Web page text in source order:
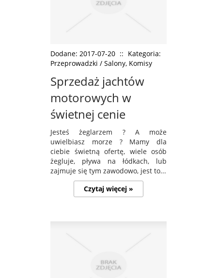
Dodane: 2017-07-20 :: Kategoria:
Przeprowadzki / Salony, Komisy
Sprzedaż jachtów
motorowych w
świetnej cenie
Jesteś żeglarzem ? A może
uwielbiasz morze ? Mamy dla
ciebie świetną ofertę, wiele osób
żegluje, pływa na łódkach, lub
zajmuje się tym zawodowo, jest to...
Czytaj więcej »